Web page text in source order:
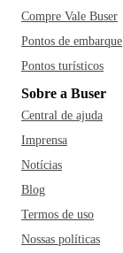
Compre Vale Buser
Pontos de embarque
Pontos turísticos
Sobre a Buser
Central de ajuda
Imprensa
Notícias
Blog
Termos de uso
Nossas políticas